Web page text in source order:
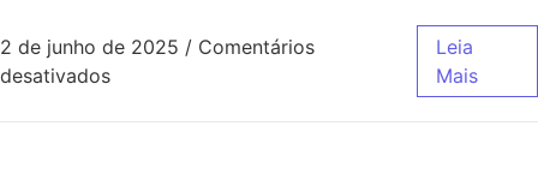
2 de junho de 2025 / Comentários
desativados
Leia
Mais